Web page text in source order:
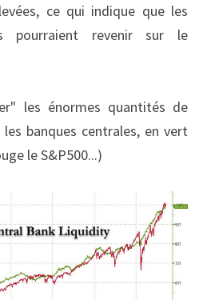
ce qui indique que les
pourraient revenir sur le
les énormes quantités de
banques centrales, en vert
le S&P500...)